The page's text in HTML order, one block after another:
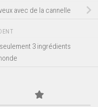
avec de la cannelle
3 ingrédients